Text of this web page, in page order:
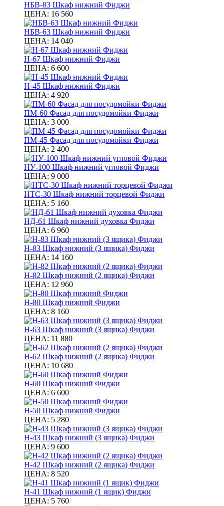
НБВ-83 Шкаф нижний Фиджи
ЦЕНА: 16 560
НБВ-63 Шкаф нижний Фиджи
ЦЕНА: 14 040
Н-67 Шкаф нижний Фиджи
ЦЕНА: 6 600
Н-45 Шкаф нижний Фиджи
ЦЕНА: 4 920
ПМ-60 Фасад для посудомойки Фиджи
ЦЕНА: 3 000
ПМ-45 Фасад для посудомойки Фиджи
ЦЕНА: 2 400
НУ-100 Шкаф нижний угловой Фиджи
ЦЕНА: 9 000
НТС-30 Шкаф нижний торцевой Фиджи
ЦЕНА: 5 160
НД-61 Шкаф нижний духовка Фиджи
ЦЕНА: 6 960
Н-83 Шкаф нижний (3 ящика) Фиджи
ЦЕНА: 14 160
Н-82 Шкаф нижний (2 ящика) Фиджи
ЦЕНА: 12 960
Н-80 Шкаф нижний Фиджи
ЦЕНА: 8 160
Н-63 Шкаф нижний (3 ящика) Фиджи
ЦЕНА: 11 880
Н-62 Шкаф нижний (2 ящика) Фиджи
ЦЕНА: 10 680
Н-60 Шкаф нижний Фиджи
ЦЕНА: 6 600
Н-50 Шкаф нижний Фиджи
ЦЕНА: 5 280
Н-43 Шкаф нижний (3 ящика) Фиджи
ЦЕНА: 9 600
Н-42 Шкаф нижний (2 ящика) Фиджи
ЦЕНА: 8 520
Н-41 Шкаф нижний (1 ящик) Фиджи
ЦЕНА: 5 760